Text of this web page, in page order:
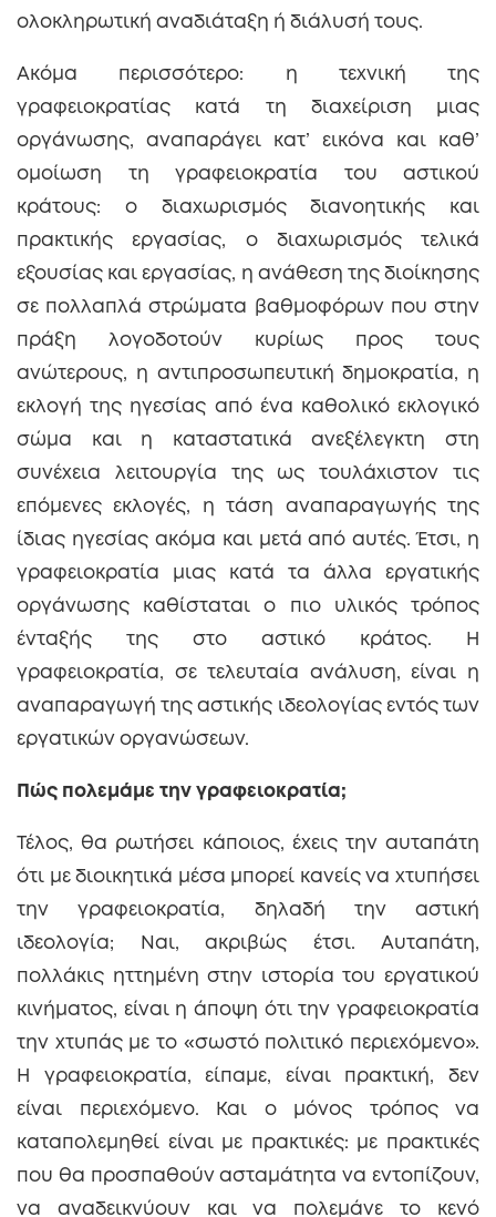
ολοκληρωτική αναδιάταξη ή διάλυσή τους.
Ακόμα περισσότερο: η τεχνική της
γραφειοκρατίας κατά τη διαχείριση μιας
οργάνωσης, αναπαράγει κατ’ εικόνα και καθ’
ομοίωση τη γραφειοκρατία του αστικού
κράτους: ο διαχωρισμός διανοητικής και
πρακτικής εργασίας, ο διαχωρισμός τελικά
εξουσίας και εργασίας, η ανάθεση της διοίκησης
σε πολλαπλά στρώματα βαθμοφόρων που στην
πράξη λογοδοτούν κυρίως προς τους
ανώτερους, η αντιπροσωπευτική δημοκρατία, η
εκλογή της ηγεσίας από ένα καθολικό εκλογικό
σώμα και η καταστατικά ανεξέλεγκτη στη
συνέχεια λειτουργία της ως τουλάχιστον τις
επόμενες εκλογές, η τάση αναπαραγωγής της
ίδιας ηγεσίας ακόμα και μετά από αυτές. Έτσι, η
γραφειοκρατία μιας κατά τα άλλα εργατικής
οργάνωσης καθίσταται ο πιο υλικός τρόπος
ένταξής της στο αστικό κράτος. Η
γραφειοκρατία, σε τελευταία ανάλυση, είναι η
αναπαραγωγή της αστικής ιδεολογίας εντός των
εργατικών οργανώσεων.
Πώς πολεμάμε την γραφειοκρατία;
Τέλος, θα ρωτήσει κάποιος, έχεις την αυταπάτη
ότι με διοικητικά μέσα μπορεί κανείς να χτυπήσει
την γραφειοκρατία, δηλαδή την αστική
ιδεολογία; Ναι, ακριβώς έτσι. Αυταπάτη,
πολλάκις ηττημένη στην ιστορία του εργατικού
κινήματος, είναι η άποψη ότι την γραφειοκρατία
την χτυπάς με το «σωστό πολιτικό περιεχόμενο».
Η γραφειοκρατία, είπαμε, είναι πρακτική, δεν
είναι περιεχόμενο. Και ο μόνος τρόπος να
καταπολεμηθεί είναι με πρακτικές: με πρακτικές
που θα προσπαθούν ασταμάτητα να εντοπίζουν,
να αναδεικνύουν και να πολεμάνε το κενό